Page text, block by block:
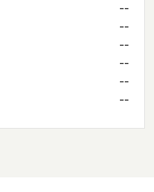
--
--
--
--
--
--